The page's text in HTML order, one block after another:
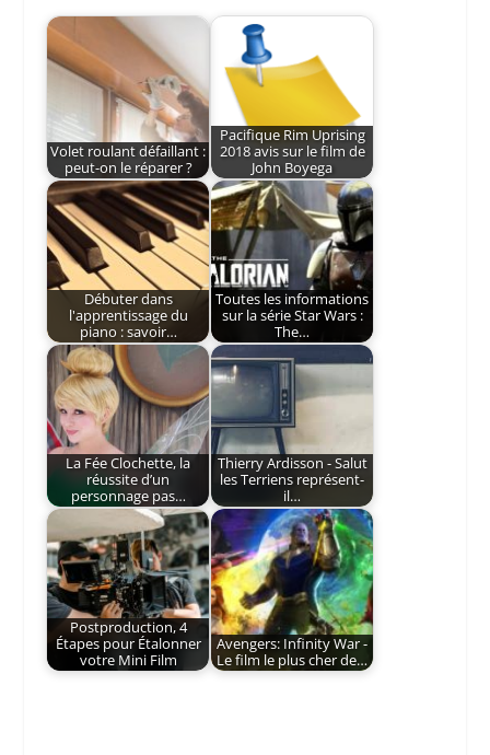
Volet roulant défaillant :
peut-on le réparer ?
Pacifique Rim Uprising
2018 avis sur le film de
John Boyega
Débuter dans
l'apprentissage du
piano : savoir…
Toutes les informations
sur la série Star Wars :
The…
La Fée Clochette, la
réussite d’un
personnage pas…
Thierry Ardisson - Salut
les Terriens représent-
il…
Postproduction, 4
Étapes pour Étalonner
votre Mini Film
Avengers: Infinity War -
Le film le plus cher de…